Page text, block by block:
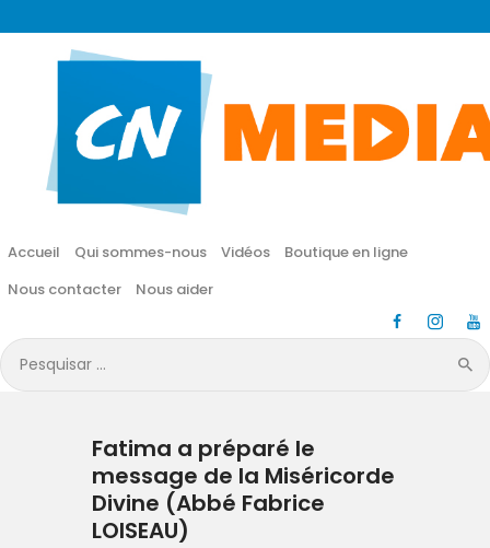
Accueil Qui sommes-nous Vidéos
Boutique en ligne
Nous contacter
Nous aider
Pesquisar
por:
CN MÉDIA
Une vie nouvelle en JESUS !
Accueil
Vidéos
Boutique en ligne
Nous aider
Fatima a préparé le
message de la Miséricorde
Divine (Abbé Fabrice
LOISEAU)